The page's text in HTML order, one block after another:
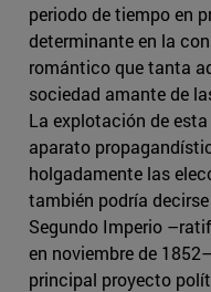
periodo de tiempo en
determinante en la
romántico que tanta
sociedad amante de
La explotación de
aparato
holgadamente las
también podría
Segundo Imperio
en noviembre de
principal proyecto